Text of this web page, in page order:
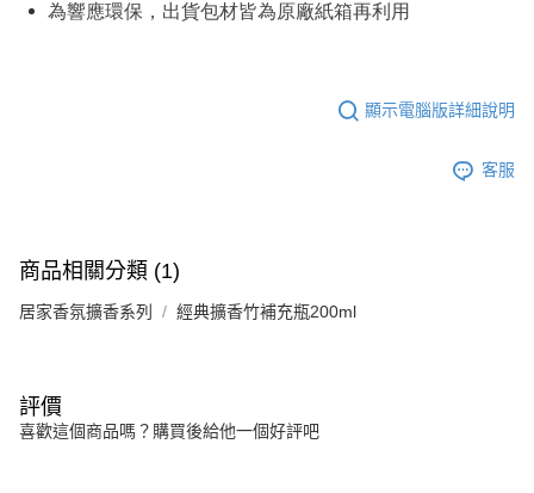
為響應環保，出貨包材皆為原廠紙箱再利用
顯示電腦版詳細說明
客服
商品相關分類 (1)
居家香氛擴香系列 經典擴香竹補充瓶200ml
評價
喜歡這個商品嗎？購買後給他一個好評吧